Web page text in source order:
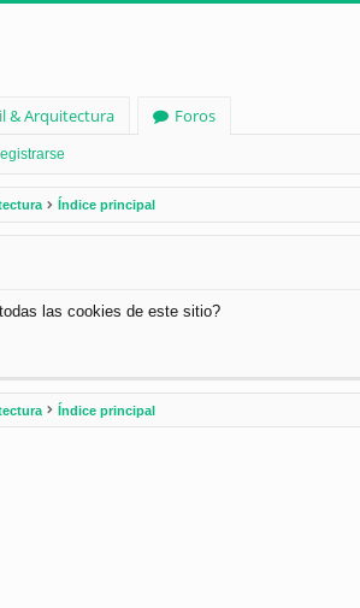
& Arquitectura
Foros
Índice principal
las cookies de este sitio?
Índice principal